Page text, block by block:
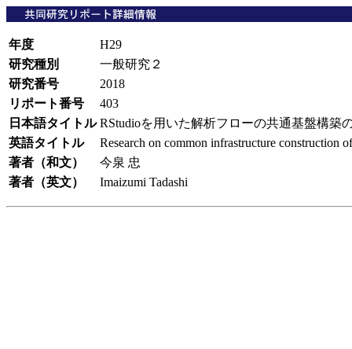
年度
H29
研究種別
一般研究２
研究番号
2018
リポート番号
403
日本語タイトル RStudioを用いた解析フローの共通基盤構築
英語タイトル
Research on common infrastructure construction
著者（和文）
今泉 忠
著者（英文）
Imaizumi Tadashi